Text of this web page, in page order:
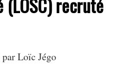
Loïc Jégo